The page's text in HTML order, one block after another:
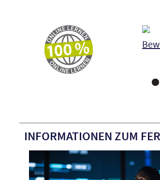
INFORMATIONEN ZUM